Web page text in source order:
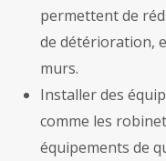
permettent de
de détérioration,
murs.
Installer des
comme les
équipements de